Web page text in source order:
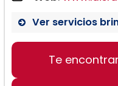
Ver servicios
Te